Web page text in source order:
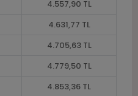
4.557,90 TL
4.631,77 TL
4.705,63 TL
4.779,50 TL
4.853,36 TL